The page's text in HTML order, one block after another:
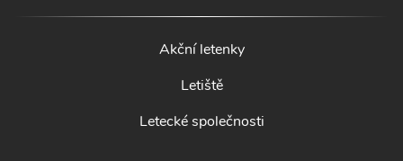
Akční letenky
Letiště
Letecké společnosti